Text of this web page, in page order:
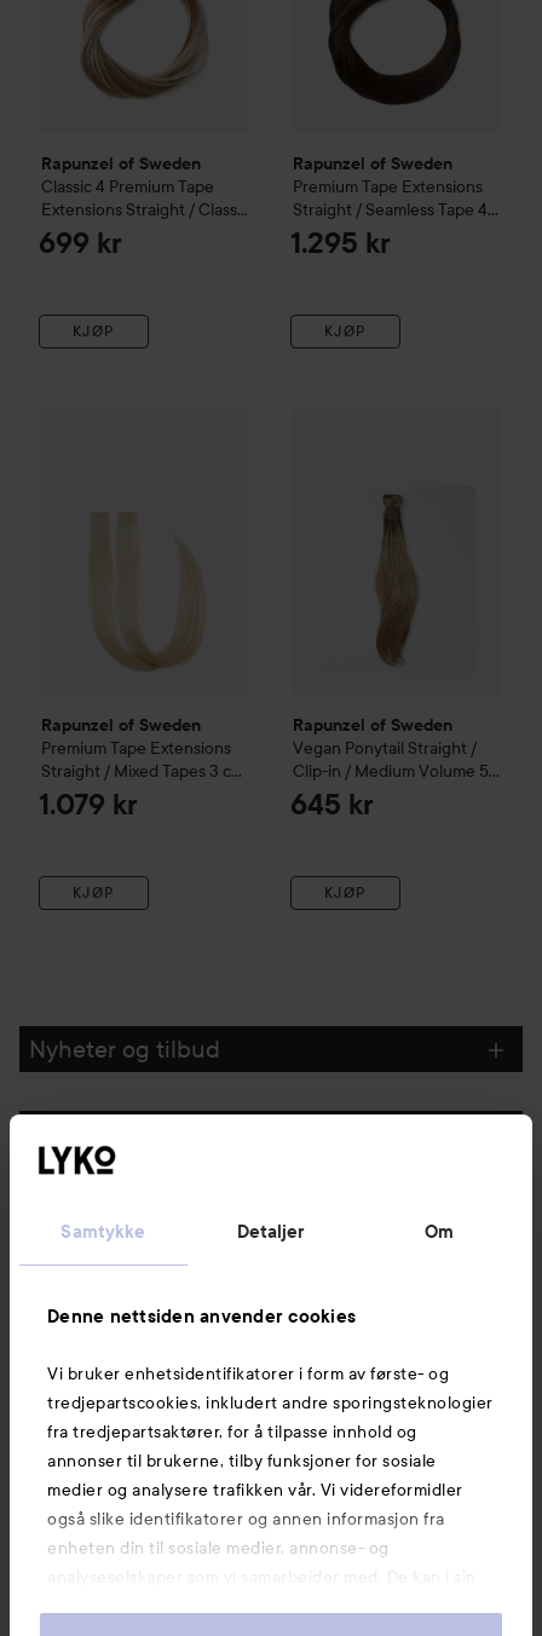
Samtykke Detaljer Om
Denne nettsiden anvender cookies
Vi bruker enhetsidentifikatorer i form av første- og
tredjepartscookies, inkludert andre sporingsteknologier
fra tredjepartsaktører, for å tilpasse innhold og
annonser til brukerne, tilby funksjoner for sosiale
medier og analysere trafikken vår. Vi videreformidler
også slike identifikatorer og annen informasjon fra
enheten din til sosiale medier, annonse- og
analyseselskaper som vi samarbeider med. De kan i sin
Rapunzel of Sweden
Classic 4 Premium Tape
Extensions Straight / Classic
Tape 4 cm / 8 pieces 40 cm
Dark Ashy Blonde Balayage
699 kr
KJØP
Rapunzel of Sweden
Premium Tape Extensions
Straight / Seamless Tape 4
cm / 8 pieces50 cm
Chocolate Brown
1.295 kr
KJØP
Rapunzel of Sweden
Premium Tape Extensions
Straight / Mixed Tapes 3 cm
/ 8 pieces 50 cm
Platinum Blonde
1.079 kr
KJØP
Rapunzel of Sweden
Vegan Ponytail Straight /
Clip-in / Medium Volume 50
cmBrown Ash Blonde
Balayage B5.1/7.4
645 kr
KJØP
Nyheter og tilbud
Kundeservice
Informasjon
Også av interesse